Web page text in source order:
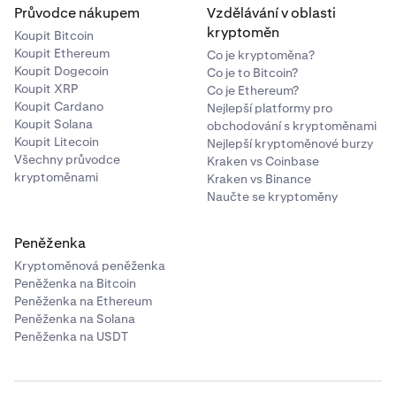
Průvodce nákupem
Koupit Bitcoin
Koupit Ethereum
Koupit Dogecoin
Koupit XRP
Koupit Cardano
Koupit Solana
Koupit Litecoin
Všechny průvodce
kryptoměnami
Vzdělávání v oblasti
kryptoměn
Co je kryptoměna?
Co je to Bitcoin?
Co je Ethereum?
Nejlepší platformy pro
obchodování s kryptoměnami
Nejlepší kryptoměnové burzy
Kraken vs Coinbase
Kraken vs Binance
Naučte se kryptoměny
Peněženka
Kryptoměnová peněženka
Peněženka na Bitcoin
Peněženka na Ethereum
Peněženka na Solana
Peněženka na USDT